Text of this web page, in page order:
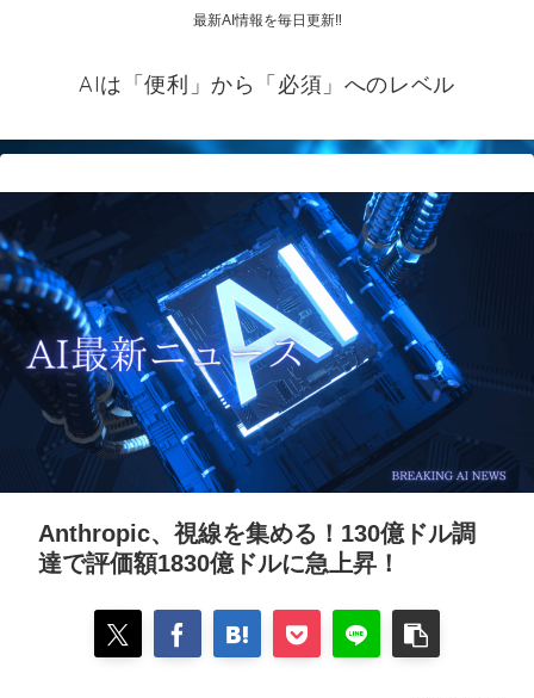
最新AI情報を毎日更新‼
AIは「便利」から「必須」へのレベル
Anthropic、視線を集める！130億ドル調
達で評価額1830億ドルに急上昇！